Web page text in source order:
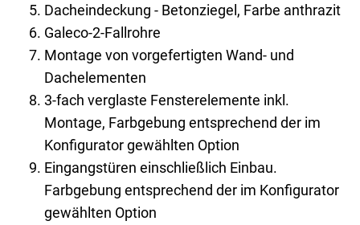
Dacheindeckung - Betonziegel, Farbe anthrazit
Galeco-2-Fallrohre
Montage von vorgefertigten Wand- und
Dachelementen
3-fach verglaste Fensterelemente inkl.
Montage, Farbgebung entsprechend der im
Konfigurator gewählten Option
Eingangstüren einschließlich Einbau.
Farbgebung entsprechend der im Konfigurator
gewählten Option